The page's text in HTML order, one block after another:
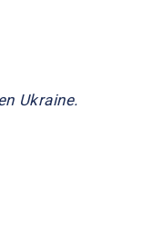
Ukraine.